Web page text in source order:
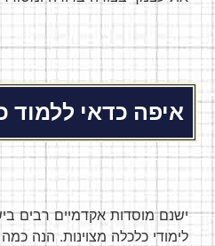
איפה כדאי ללמוד
ישנם מוסדות אקדמיים רבים
לימודי כלכלה מצוינות. הנה